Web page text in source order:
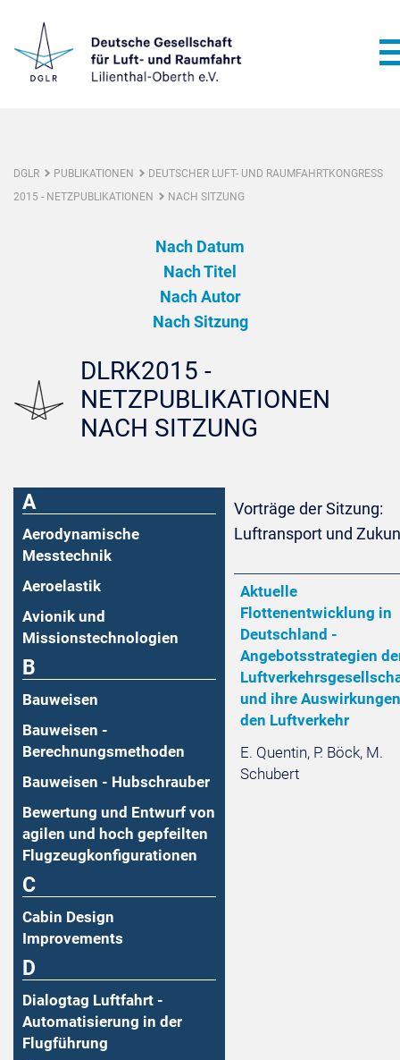
DGLR PUBLIKATIONEN
DEUTSCHER LUFT- UND RAUMFAHRTKONGRESS
2015 - NETZPUBLIKATIONEN
NACH SITZUNG
Nach Datum
Nach Titel
Nach Autor
Nach Sitzung
DLRK2015 -
NETZPUBLIKATIONEN
NACH SITZUNG
A
Aerodynamische
Messtechnik
Aeroelastik
Avionik und
Missionstechnologien
B
Bauweisen
Bauweisen -
Berechnungsmethoden
Bauweisen - Hubschrauber
Bewertung und Entwurf von
agilen und hoch gepfeilten
Flugzeugkonfigurationen
C
Cabin Design
Improvements
D
Dialogtag Luftfahrt -
Automatisierung in der
Flugführung
Vorträge der Sitzung:
Luftransport und
Aktuelle
Flottenentwicklung in
Deutschland -
Angebotsstrategien
und ihre
den Luftverkehr
E. Quentin, P. Böck, M.
Schubert